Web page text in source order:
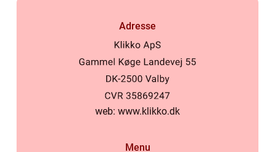
Adresse
web: www.klikko.dk
Menu